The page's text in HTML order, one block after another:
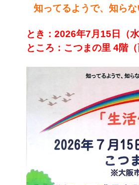
知ってるようで、知ら
とき：2026年7月15日（
ところ：こつまの里 4階